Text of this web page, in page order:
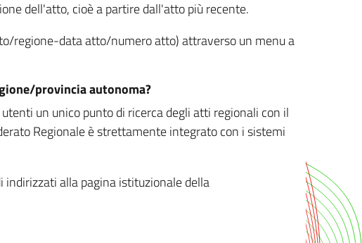
dell'atto, cioè a partire dall'atto più recente.
regione-data atto/numero atto) attraverso un menu a
provincia autonoma?
un unico punto di ricerca degli atti regionali con il
Regionale è strettamente integrato con i sistemi
alla pagina istituzionale della